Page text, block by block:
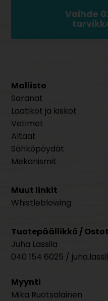
Vaihde
Mallisto
Saranat
Laatikot ja kiskot
Vetimet
Altaat
Sähköpöydät
Mekanismit
Muut linkit
Whistleblowing
Tuotepäällikkö / Ostot
Juha Lassila
040 154 6025 /
Myynti
Mika Ruotsalainen